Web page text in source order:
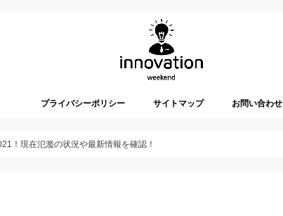
プライバシーポリシー サイトマップ お問い合わせ
！現在氾濫の状況や最新情報を確認！